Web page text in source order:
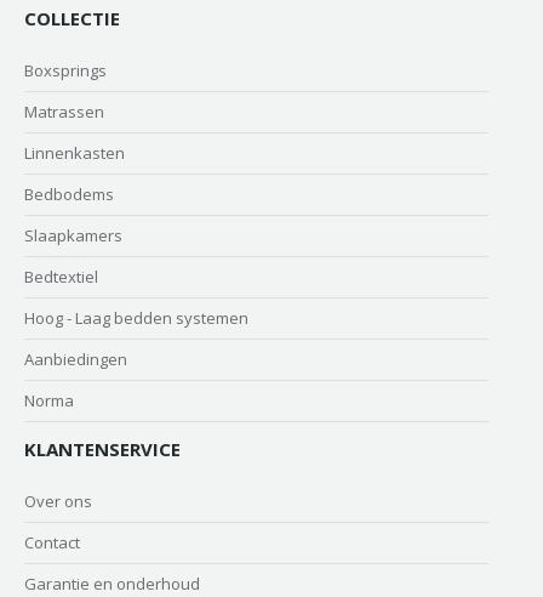
COLLECTIE
Boxsprings
Matrassen
Linnenkasten
Bedbodems
Slaapkamers
Bedtextiel
Hoog - Laag bedden systemen
Aanbiedingen
Norma
KLANTENSERVICE
Over ons
Contact
Garantie en onderhoud